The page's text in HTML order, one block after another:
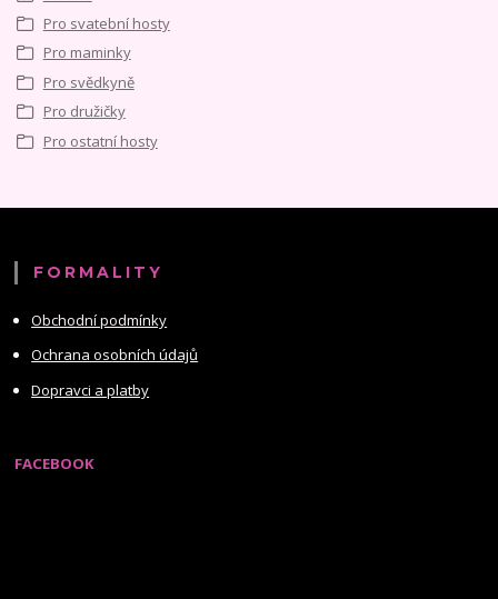
Pro svatební hosty
Pro maminky
Pro svědkyně
Pro družičky
Pro ostatní hosty
FORMALITY
Obchodní podmínky
Ochrana osobních údajů
Dopravci a platby
FACEBOOK